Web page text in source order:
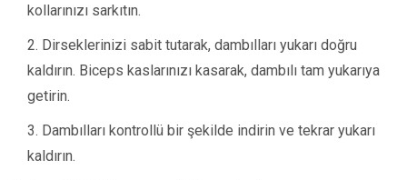
kollarınızı sarkıtın.
Dirseklerinizi sabit tutarak, dambılları yukarı doğru
kaldırın. Biceps kaslarınızı kasarak, dambılı tam yukarıya
getirin.
Dambılları kontrollü bir şekilde indirin ve tekrar yukarı
kaldırın.